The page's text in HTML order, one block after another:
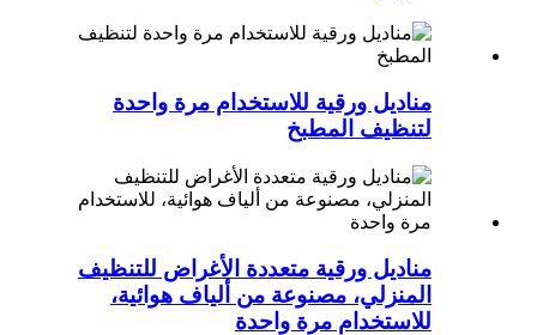
مناديل ورقية للاستخدام مرة واحدة
لتنظيف المطبخ
مناديل ورقية متعددة الأغراض للتنظيف
المنزلي، مصنوعة من ألياف هوائية،
للاستخدام مرة واحدة